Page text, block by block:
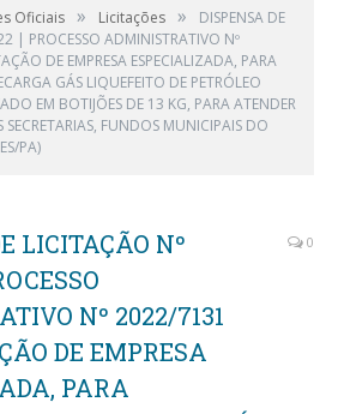
Oficiais » Licitações »
DISPENSA DE
| PROCESSO ADMINISTRATIVO Nº
DE EMPRESA ESPECIALIZADA, PARA
GÁS LIQUEFEITO DE PETRÓLEO
EM BOTIJÕES DE 13 KG, PARA ATENDER
SECRETARIAS, FUNDOS MUNICIPAIS DO
PA)
LICITAÇÃO Nº
Nº 2022/7131
DE EMPRESA
PARA
0